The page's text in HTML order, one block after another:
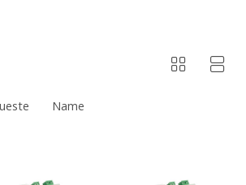
Name